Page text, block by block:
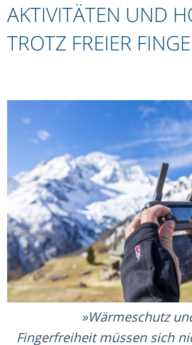
AKTIVITÄTEN UND
TROTZ FREIER
Wärmeschutz
Fingerfreiheit müssen sich